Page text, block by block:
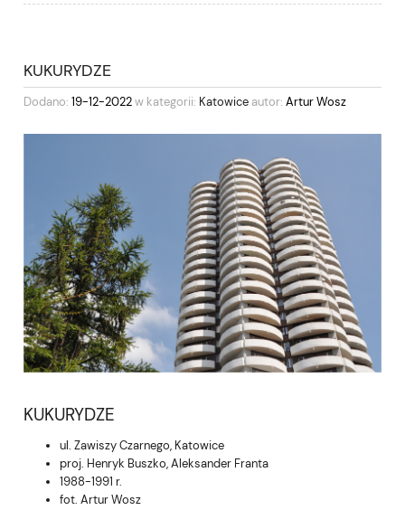
KUKURYDZE
Dodano: 19-12-2022w kategorii: Katowice autor: Artur Wosz
KUKURYDZE
ul. Zawiszy Czarnego, Katowice
proj. Henryk Buszko, Aleksander Franta
1988-1991 r.
fot. Artur Wosz